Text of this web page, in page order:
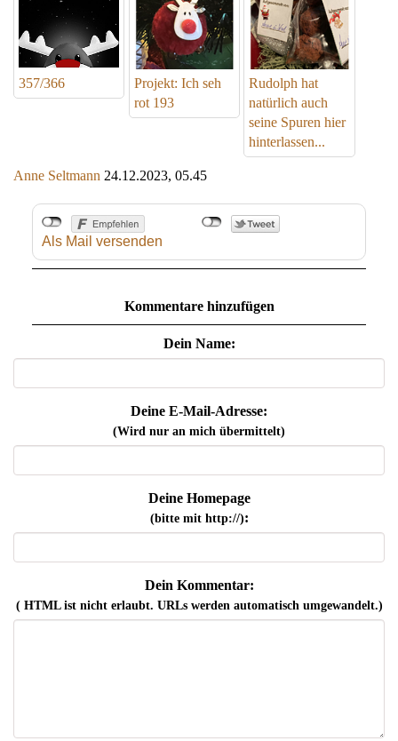
357/366
Projekt: Ich seh
rot 193
Rudolph hat
natürlich auch
seine Spuren hier
hinterlassen...
Anne Seltmann 24.12.2023, 05.45
Als Mail versenden
Kommentare hinzufügen
Dein Name:
Deine E-Mail-Adresse:
(Wird nur an mich übermittelt)
Deine Homepage
(bitte mit http://):
Dein Kommentar:
( HTML ist nichterlaubt. URLs werden automatisch umgewandelt.)